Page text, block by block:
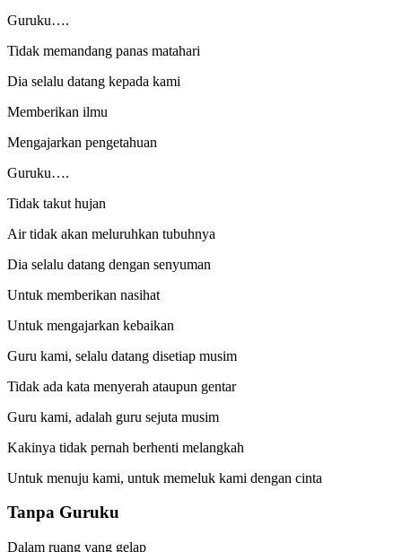
Guruku….
Tidak memandang panas matahari
Dia selalu datang kepada kami
Memberikan ilmu
Mengajarkan pengetahuan
Guruku….
Tidak takut hujan
Air tidak akan meluruhkan tubuhnya
Dia selalu datang dengan senyuman
Untuk memberikan nasihat
Untuk mengajarkan kebaikan
Guru kami, selalu datang disetiap musim
Tidak ada kata menyerah ataupun gentar
Guru kami, adalah guru sejuta musim
Kakinya tidak pernah berhenti melangkah
Untuk menuju kami, untuk memeluk kami dengan cinta
Tanpa Guruku
Dalam ruang yang gelap